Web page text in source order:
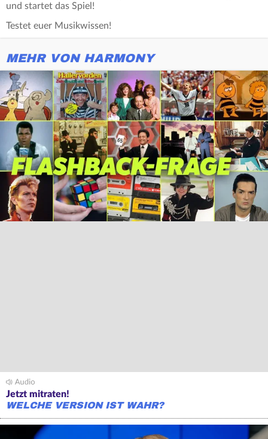
und startet das Spiel!
Testet euer Musikwissen!
MEHR VON HARMONY
Jetzt mitraten!
WELCHE VERSION IST WAHR?